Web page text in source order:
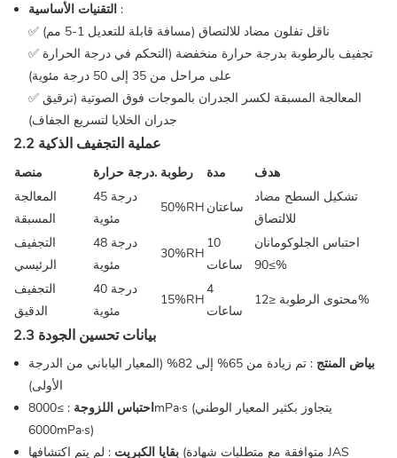
التقنيات الأساسية:
✅ ناقل تفلون مضاد للالتصاق (مسافة قابلة للتعديل 1-5 مم)
✅ تجفيف بالرطوبة بدرجة حرارة منخفضة (التحكم في درجة الحرارة
على مراحل من 35 إلى 50 درجة مئوية)
✅ المعالجة المسبقة لكسر الجدران بالموجات فوق الصوتية (ترقيق
جدران الخلايا لتسريع الجفاف)
2.2 عملية التجفيف الذكية
منصة درجة حرارة. رطوبة مدة
هدف
المعالجة
المسبقة
45 درجة
مئوية
50%RH ساعتان
تشكيل السطح مضاد
للالتصاق
التجفيف
الرئيسي
48 درجة
مئوية
30%RH
10
ساعات
احتباس الجلوكومانان
≥90%
التجفيف
الدقيق
40 درجة
مئوية
15%RH
4
ساعات
محتوى الرطوبة ≤12%
2.3 بيانات تحسين الجودة
بياض المنتج
: تم زيادة من 65% إلى 82% (المعيار الياباني من الدرجة
الأولى)
احتباس اللزوجة
: ≥8000mPa·s (يتجاوز بكثير المعيار الوطني
6000mPa·s)
بقايا الكبريت : لم يتم اكتشافها (متوافقة مع متطلبات شهادة JAS